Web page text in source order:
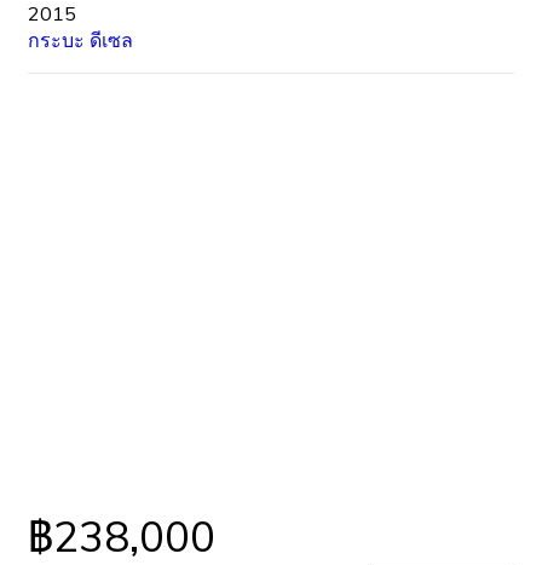
2015
กระบะ ดีเซล
฿238,000